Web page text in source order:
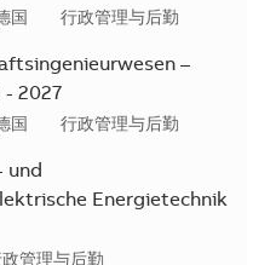
国 类别
行政管理与后勤
–
2027
国 类别
行政管理与后勤
und
Energietechnik
管理与后勤